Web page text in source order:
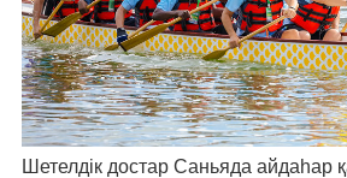
Шетелдік достар Саньяда айдаһар